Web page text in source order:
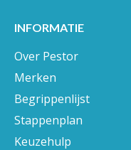
INFORMATIE
Over Pestor
Merken
Begrippenlijst
Stappenplan
Keuzehulp